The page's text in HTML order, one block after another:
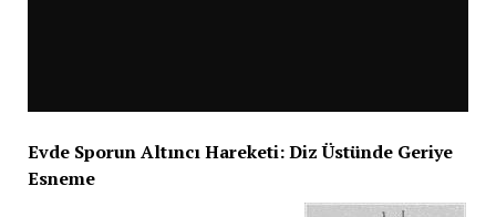
Evde Sporun Altıncı Hareketi: Diz Üstünde Geriye
Esneme